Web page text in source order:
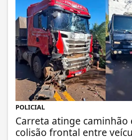
POLICIAL
Carreta atinge caminhão
colisão frontal entre